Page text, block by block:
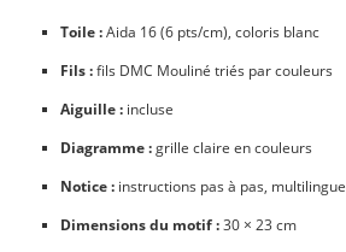
Toile :Aida 16 (6 pts/cm), coloris blanc
Fils :fils DMC Mouliné triés par couleurs
Aiguille : incluse
Diagramme :grille claire en couleurs
Notice : instructions pas à pas, multilingue
Dimensions du motif :30 × 23 cm